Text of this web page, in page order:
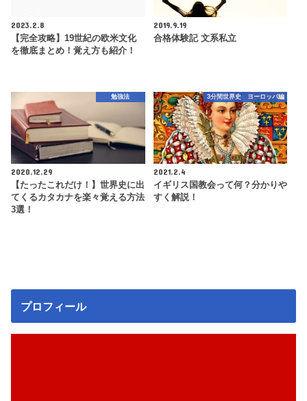
2023.2.8
【完全攻略】19世紀の欧米文化
を徹底まとめ！覚え方も紹介！
2019.9.19
合格体験記 文系私立
勉強法
2020.12.29
【たったこれだけ！】世界史に出
てくるカタカナを楽々覚える方法
3選！
3分間世界史 ヨーロッパ編
2021.2.4
イギリス国教会って何？分かりや
すく解説！
プロフィール